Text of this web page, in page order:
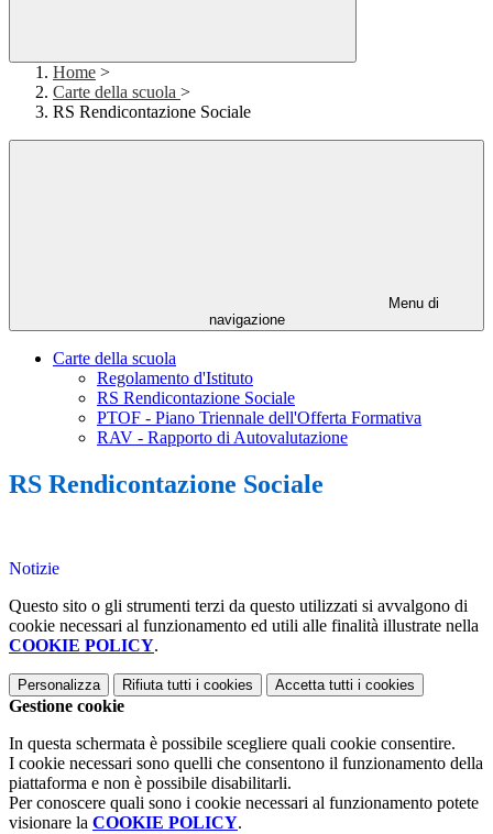
Home >
Carte della scuola >
RS Rendicontazione Sociale
Menu di
navigazione
Carte della scuola
Regolamento d'Istituto
RS Rendicontazione Sociale
PTOF - Piano Triennale dell'Offerta Formativa
RAV - Rapporto di Autovalutazione
RS Rendicontazione Sociale
Notizie
Questo sito o gli strumenti terzi da questo utilizzati si avvalgono di
cookie necessari al funzionamento ed utili alle finalità illustrate nella
COOKIE POLICY.
Personalizza Rifiuta tutti i cookies Accetta tutti i cookies
Gestione cookie
In questa schermata è possibile scegliere quali cookie consentire.
I cookie necessari sono quelli che consentono il funzionamento della
piattaforma e non è possibile disabilitarli.
Per conoscere quali sono i cookie necessari al funzionamento potete
visionare la COOKIE POLICY.